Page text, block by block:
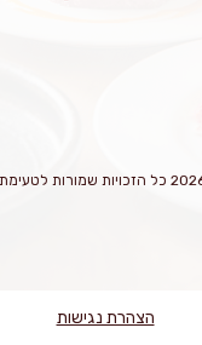
הצהרת נגישות